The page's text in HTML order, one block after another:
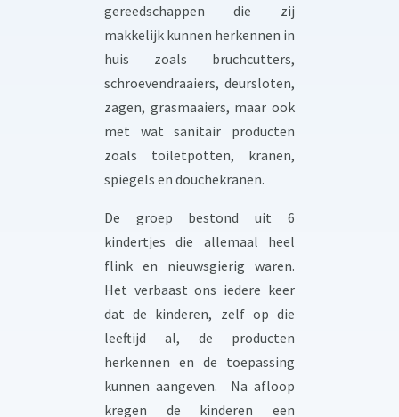
gereedschappen die zij
makkelijk kunnen herkennen in
huis zoals bruchcutters,
schroevendraaiers, deursloten,
zagen, grasmaaiers, maar ook
met wat sanitair producten
zoals toiletpotten, kranen,
spiegels en douchekranen.
De groep bestond uit 6
kindertjes die allemaal heel
flink en nieuwsgierig waren.
Het verbaast ons iedere keer
dat de kinderen, zelf op die
leeftijd al, de producten
herkennen en de toepassing
kunnen aangeven. Na afloop
kregen de kinderen een